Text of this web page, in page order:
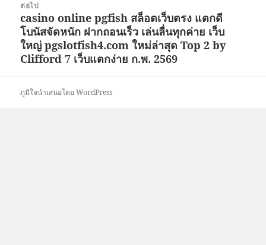
ต่อไป
เรื่อง
ต่อ
ไป:
casino online pgfish สล็อตเว็บตรง แตกดี
โบนัสจัดหนัก ฝากถอนเร็ว เล่นลื่นทุกค่าย เว็บ
ใหญ่ pgslotfish4.com ใหม่ล่าสุด Top 2 by
Clifford 7 เว็บแตกง่าย ก.พ. 2569
ภูมิใจนำเสนอโดย WordPress